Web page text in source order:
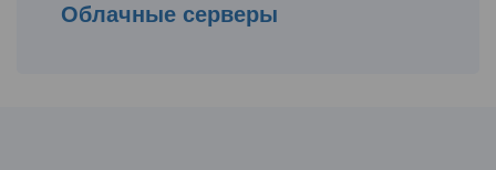
Облачные серверы